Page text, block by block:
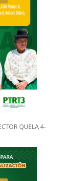
QUELA 4-